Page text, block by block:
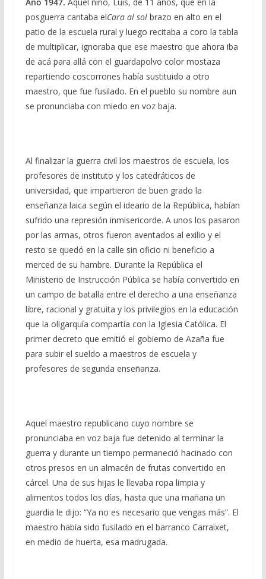
posguerra cantaba elCara al solbrazo en alto en el
patio de la escuela rural y luego recitaba a coro la tabla
de multiplicar, ignoraba que ese maestro que ahora iba
de acá para allá con el guardapolvo color mostaza
repartiendo coscorrones había sustituido a otro
maestro, que fue fusilado. En el pueblo su nombre aun
se pronunciaba con miedo en voz baja.
Al finalizar la guerra civil los maestros de escuela, los
profesores de instituto y los catedráticos de
universidad, que impartieron de buen grado la
enseñanza laica según el ideario de la República, habían
sufrido una represión inmisericorde. A unos los pasaron
por las armas, otros fueron aventados al exilio y el
resto se quedó en la calle sin oficio ni beneficio a
merced de su hambre. Durante la República el
Ministerio de Instrucción Pública se había convertido en
un campo de batalla entre el derecho a una enseñanza
libre, racional y gratuita y los privilegios en la educación
que la oligarquía compartía con la Iglesia Católica. El
primer decreto que emitió el gobierno de Azaña fue
para subir el sueldo a maestros de escuela y
profesores de segunda enseñanza.
Aquel maestro republicano cuyo nombre se
pronunciaba en voz baja fue detenido al terminar la
guerra y durante un tiempo permaneció hacinado con
otros presos en un almacén de frutas convertido en
cárcel. Una de sus hijas le llevaba ropa limpia y
alimentos todos los días, hasta que una mañana un
guardia le dijo: “Ya no es necesario que vengas más”. El
maestro había sido fusilado en el barranco Carraixet,
en medio de huerta, esa madrugada.